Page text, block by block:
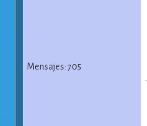
Mensajes: 705